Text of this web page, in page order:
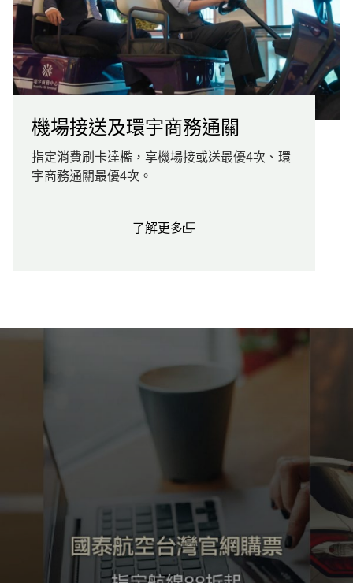
機場接送及環宇商務通關
指定消費刷卡達檻，享機場接或送最優4次、環
宇商務通關最優4次。
了解更多